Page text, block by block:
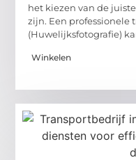
het kiezen van de
zijn. Een professionele
(Huwelijksfotografie)
Winkelen